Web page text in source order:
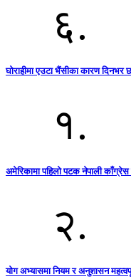
६.
घोराहीमा एउटा भैंसीका कारण
१.
अमेरिकामा पहिलो पटक नेपाली काँग्रेस
२.
योग अभ्यासमा नियम र अनुशासन